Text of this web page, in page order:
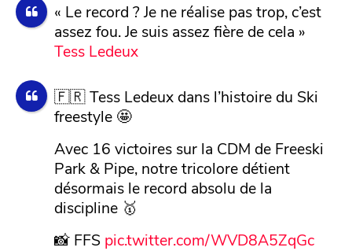
« Le record ? Je ne réalise pas trop, c’est
assez fou. Je suis assez fière de cela »
Tess Ledeux
🇫🇷 Tess Ledeux dans l’histoire du Ski
freestyle 🤩
Avec 16 victoires sur la CDM de Freeski
Park & Pipe, notre tricolore détient
désormais le record absolu de la
discipline 🥇
📸 FFS pic.twitter.com/WVD8A5ZqGc